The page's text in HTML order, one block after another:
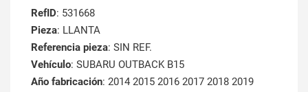
RefID: 531668
Pieza: LLANTA
Referencia pieza: SIN REF.
Vehículo: SUBARU OUTBACK B15
Año fabricación: 2014 2015 2016 2017 2018 2019